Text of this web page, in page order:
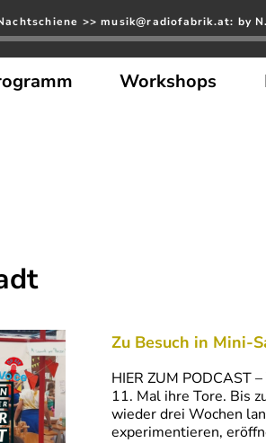
>> musik@radiofabrik.at: by
Workshops
Zu Besuch in Mini-
HIER ZUM PODCAST
11. Mal ihre Tore. Bis
wieder drei Wochen
experimentieren,